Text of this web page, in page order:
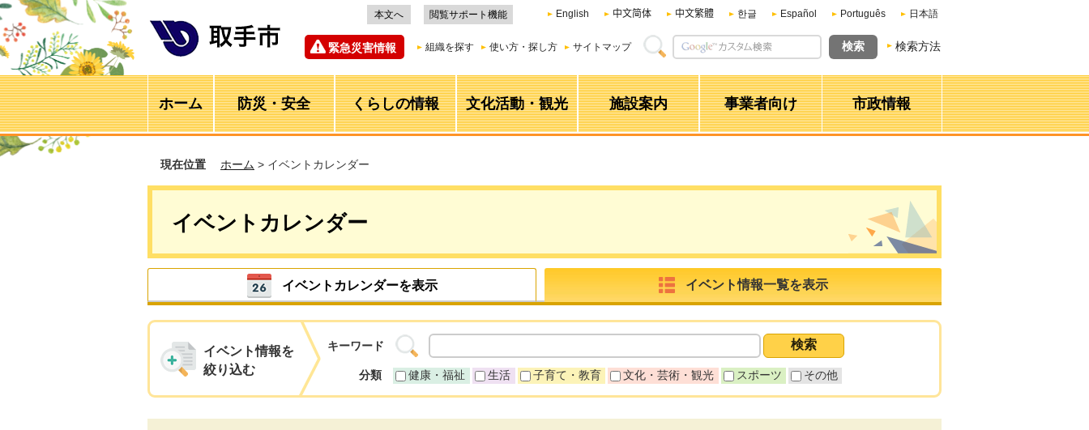
本文へ 閲覧サポート機能 English 中文简体 中文繁體 한글 Español Português 日本語
緊急災害情報 組織を探す 使い方・探し方 サイトマップ 検索方法
ホーム 防災・安全 くらしの情報 文化活動・観光 施設案内 事業者向け 市政情報
現在位置 ホーム > イベントカレンダー
イベントカレンダー
イベントカレンダーを表示 イベント情報一覧を表示
イベント情報を
絞り込む
キーワード
分類 健康・福祉 生活 子育て・教育 文化・芸術・観光 スポーツ その他